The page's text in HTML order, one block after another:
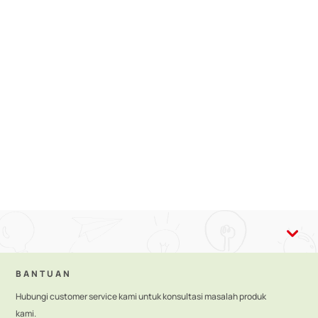
BANTUAN
Hubungi customer service kami untuk konsultasi masalah produk
kami.